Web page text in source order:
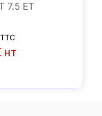
7.5 ET
TTC
HT